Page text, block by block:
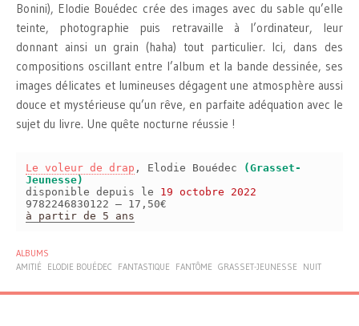
Bonini), Elodie Bouédec crée des images avec du sable qu’elle
teinte, photographie puis retravaille à l’ordinateur, leur
donnant ainsi un grain (haha) tout particulier. Ici, dans des
compositions oscillant entre l’album et la bande dessinée, ses
images délicates et lumineuses dégagent une atmosphère aussi
douce et mystérieuse qu’un rêve, en parfaite adéquation avec le
sujet du livre. Une quête nocturne réussie !
Le voleur de drap , Elodie Bouédec
(Grasset-
Jeunesse)
disponible depuis le 19 octobre 2022
9782246830122 – 17,50€
à partir de 5 ans
ALBUMS
AMITIÉ
ELODIE BOUÉDEC FANTASTIQUE FANTÔME GRASSET-JEUNESSE NUIT